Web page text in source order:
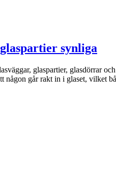
synliga
glaspartier, glasdörrar
någon går rakt in i glaset, vilket